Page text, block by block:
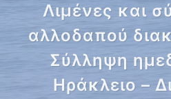
Λιμένες και
αλλοδαπού
Σύλληψη
Ηράκλειο –